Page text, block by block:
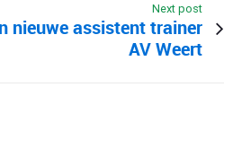
Next post
nieuwe assistent trainer
AV Weert